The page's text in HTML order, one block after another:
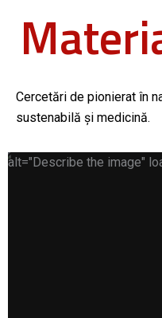
Cercetări de pionierat în
sustenabilă și medicină.
alt="Describe the image"